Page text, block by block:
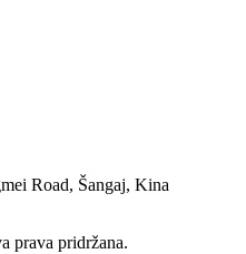
Road, Šangaj, Kina
prava pridržana.